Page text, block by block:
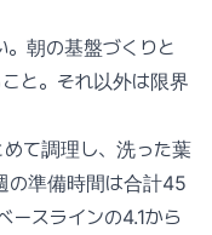
朝の基盤づくりと
と。それ以外は限界
て調理し、洗った葉
の準備時間は合計45
スラインの4.1から